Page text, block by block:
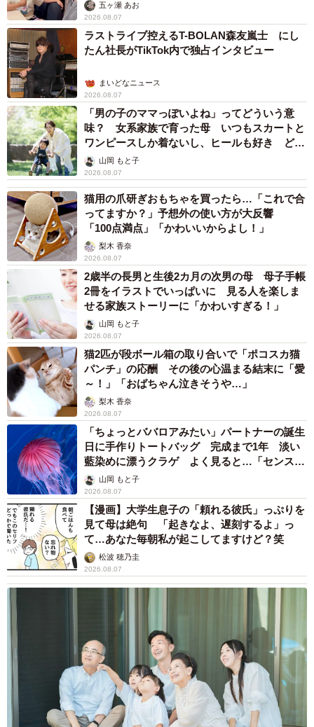
五ヶ瀬 あお
2026.08.07
ラストライブ控えるT-BOLAN森友嵐士 にし
たん社長がTikTok内で独占インタビュー
まいどなニュース
2026.08.07
「男の子のママっぽいよね」ってどういう意
味？ 女系家族で育った母 いつもスカートと
ワンピースしか着ないし、ヒールも好き どの
へんが…
山岡 もと子
2026.08.07
猫用の爪研ぎおもちゃを買ったら…「これで合
ってますか？」予想外の使い方が大反響
「100点満点」「かわいいからよし！」
梨木 香奈
2026.08.07
2歳半の長男と生後2カ月の次男の母 母子手帳
2冊をイラストでいっぱいに 見る人を楽しま
せる家族ストーリーに「かわいすぎる！」
山岡 もと子
2026.08.07
猫2匹が段ボール箱の取り合いで「ポコスカ猫
パンチ」の応酬 その後の心温まる結末に「愛
～！」「おばちゃん泣きそうや…」
梨木 香奈
2026.08.07
「ちょっとババロアみたい」パートナーの誕生
日に手作りトートバッグ 完成まで1年 淡い
藍染めに漂うクラゲ よく見ると…「センスす
ごい」山岡 もと子
2026.08.07
【漫画】大学生息子の「頼れる彼氏」っぷりを
見て母は絶句 「起きなよ、遅刻するよ」っ
て…あなた毎朝私が起こしてますけど？笑
松波 穂乃圭
2026.08.07